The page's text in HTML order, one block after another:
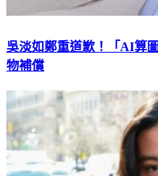
吳淡如鄭重道歉！「AI算
物補償